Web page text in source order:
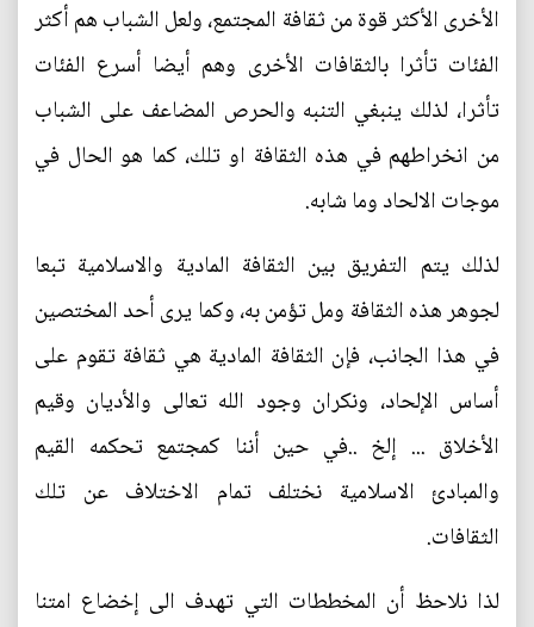
الأخرى الأكثر قوة من ثقافة المجتمع، ولعل الشباب هم أكثر
الفئات تأثرا بالثقافات الأخرى وهم أيضا أسرع الفئات
تأثرا، لذلك ينبغي التنبه والحرص المضاعف على الشباب
من انخراطهم في هذه الثقافة او تلك، كما هو الحال في
موجات الالحاد وما شابه.
لذلك يتم التفريق بين الثقافة المادية والاسلامية تبعا
لجوهر هذه الثقافة ومل تؤمن به، وكما يرى أحد المختصين
في هذا الجانب، فإن الثقافة المادية هي ثقافة تقوم على
أساس الإلحاد، ونكران وجود الله تعالى والأديان وقيم
الأخلاق ... إلخ ..في حين أننا كمجتمع تحكمه القيم
والمبادئ الاسلامية نختلف تمام الاختلاف عن تلك
الثقافات.
لذا نلاحظ أن المخططات التي تهدف الى إخضاع امتنا